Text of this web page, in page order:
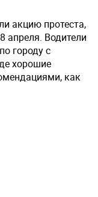
акцию протеста,
апреля. Водители
городу с
хорошие
как